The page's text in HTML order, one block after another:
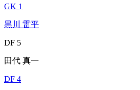
GK 1
黒川 雷平
DF 5
田代 真一
DF 4